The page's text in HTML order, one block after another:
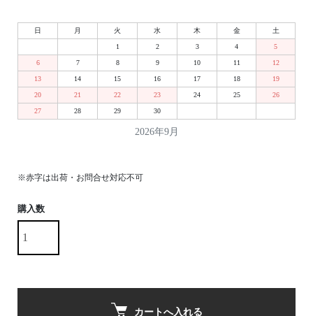
2026年9月
日 月 火 水 木 金 土
1 2 3 4 5
6 7 8 9 10 11 12
13 14 15 16 17 18 19
20 21 22 23 24 25 26
27 28 29 30
※赤字は出荷・お問合せ対応不可
購入数
カートへ入れる